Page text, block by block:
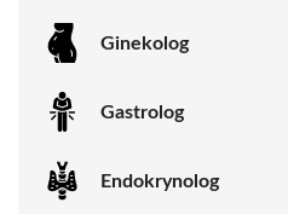
Ginekolog
Gastrolog
Endokrynolog